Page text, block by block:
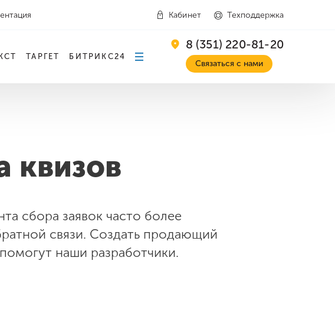
Техподдержка
Кабинет
8 (351) 220-81-20
Связаться с нами
ТАРГЕТ БИТРИКС24
квизов
сбора заявок часто более
связи. Создать продающий
наши разработчики.